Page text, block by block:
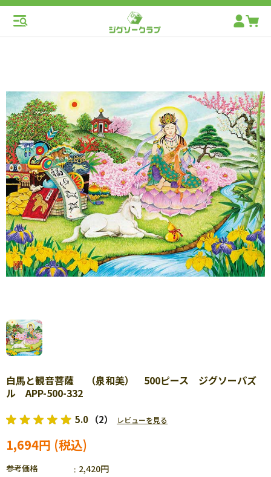
白馬と観音菩薩 （泉和美） 500ピース ジグソーパズ
ル APP-500-332
5.0 （2） レビューを見る
1,694円
参考価格 2,420円